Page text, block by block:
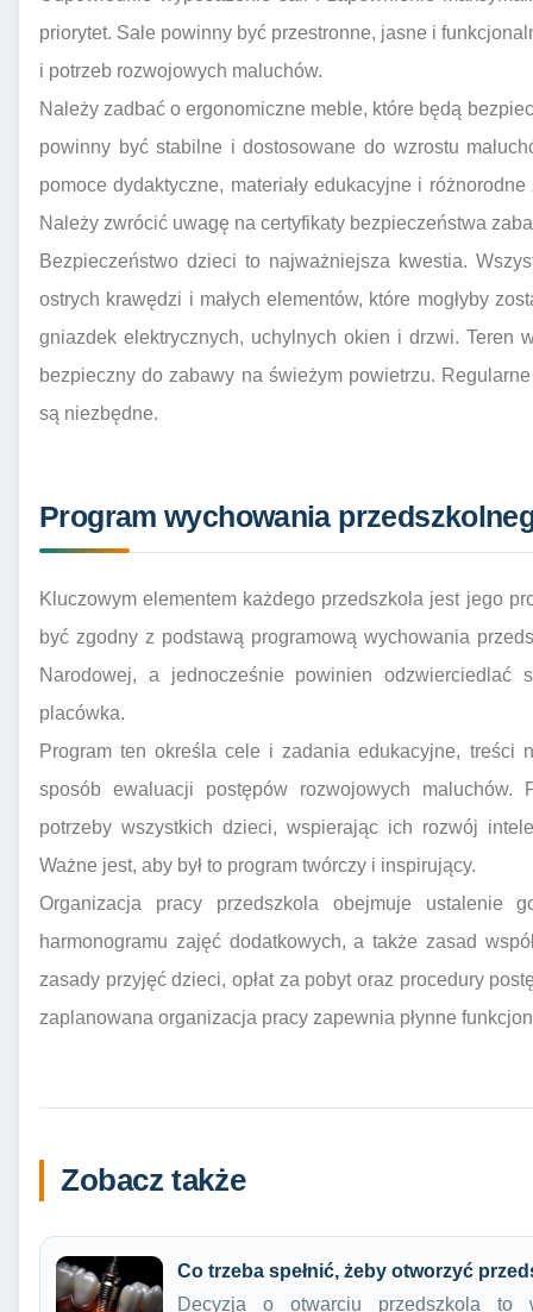
priorytet. Sale powinny być przestronne, jasne i
i potrzeb rozwojowych maluchów.
Należy zadbać o ergonomiczne meble, które będą
powinny być stabilne i dostosowane do wzrostu
pomoce dydaktyczne, materiały edukacyjne i
Należy zwrócić uwagę na certyfikaty bezpieczeństwa
Bezpieczeństwo dzieci to najważniejsza kwestia.
ostrych krawędzi i małych elementów, które mogłyby
gniazdek elektrycznych, uchylnych okien i drzwi. Teren
bezpieczny do zabawy na świeżym powietrzu.
są niezbędne.
Program wychowania
Kluczowym elementem każdego przedszkola jest jego
być zgodny z podstawą programową wychowania
Narodowej, a jednocześnie powinien odzwierciedlać
placówka.
Program ten określa cele i zadania edukacyjne, treści
sposób ewaluacji postępów rozwojowych
potrzeby wszystkich dzieci, wspierając ich rozwój
Ważne jest, aby był to program twórczy i inspirujący.
Organizacja pracy przedszkola obejmuje ustalenie
harmonogramu zajęć dodatkowych, a także zasad
zasady przyjęć dzieci, opłat za pobyt oraz procedury
zaplanowana organizacja pracy zapewnia płynne
Zobacz także
Co trzeba spełnić, żeby otworzyć
Decyzja o otwarciu przedszkola to